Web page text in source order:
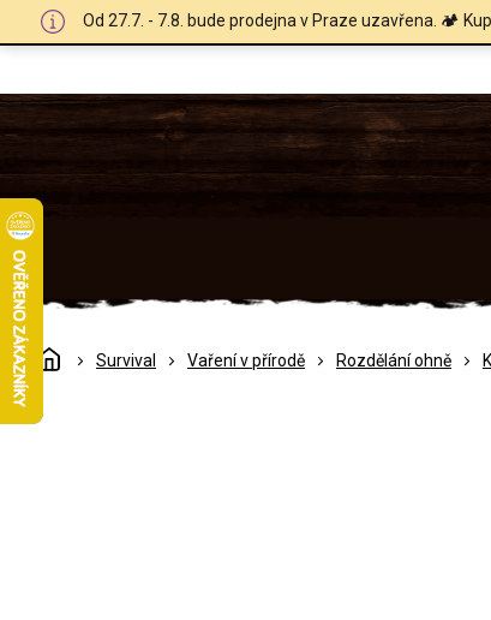
Od 27.7. - 7.8. bude prodejna v Praze uzavřena. 🏕️
DomůSurvival Vaření v přírodě Rozdělání ohně